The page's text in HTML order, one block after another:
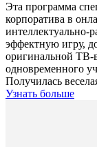
Эта программа
корпоратива в
интеллектуально-
эффектную игру,
оригинальной ТВ-
одновременного
Получилась
Узнать больше